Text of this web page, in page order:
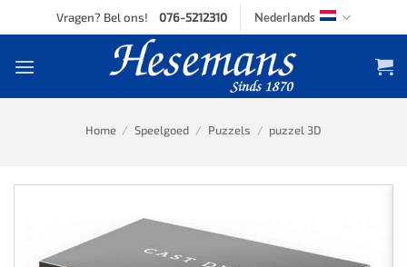
to
Vragen? Bel ons! 076-5212310 Nederlands
Home / Speelgoed / Puzzels / puzzel 3D